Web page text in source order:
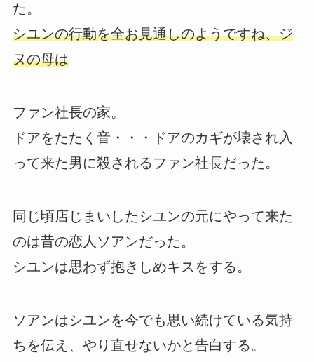
た。
シユンの行動を全お見通しのようですね、ジ
ヌの母は
ファン社長の家。
ドアをたたく音・・・ドアのカギが壊され入
って来た男に殺されるファン社長だった。
同じ頃店じまいしたシユンの元にやって来た
のは昔の恋人ソアンだった。
シユンは思わず抱きしめキスをする。
ソアンはシユンを今でも思い続けている気持
ちを伝え、やり直せないかと告白する。